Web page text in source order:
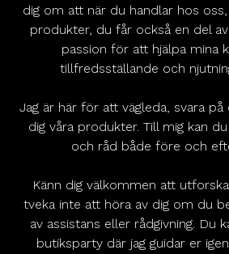
dig om att när du handlar hos
produkter, du får också en del
passion för att hjälpa mina
tillfredsställande och
Jag är här för att vägleda, svara
dig våra produkter. Till mig kan
och råd både före och
Känn dig välkommen att
tveka inte att höra av dig om du
av assistans eller rådgivning. Du
butiksparty där jag guidar er